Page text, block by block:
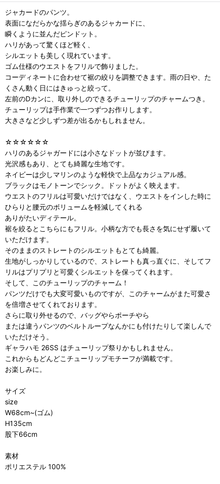
ジャカードのパンツ。
表面になだらかな揺らぎのあるジャカードに、
瞬くように並んだピンドット。
ハリがあって驚くほど軽く、
シルエットも美しく現れています。
ゴム仕様のウエストをフリルで飾りました。
コーディネートに合わせて裾の絞りを調整できます。雨の日や、た
くさん動く日にはきゅっと絞って。
左前のDカンに、取り外しのできるチューリップのチャームつき。
チューリップは手作業で一つずつお作りします。
大きさなど少しずつ差が出るかもしれません。
☆☆☆☆☆☆
ハリのあるジャガードには小さなドットが並びます。
光沢感もあり、とても綺麗な生地です。
ネイビーは少しマリンのような軽快で上品なカジュアル感。
ブラックはモノトーンでシック。ドットがよく映えます。
ウエストのフリルは可愛いだけではなく、ウエストをインした時に
ひらりと腰元のボリュームを軽減してくれる
ありがたいディテール。
裾を絞るとこちらにもフリル。小柄な方でも長さを気にせず履いて
いただけます。
そのままのストレートのシルエットもとても綺麗。
生地がしっかりしているので、ストレートも真っ直ぐに、そしてフ
リルはプリプリと可愛くシルエットを保ってくれます。
そして、このチューリップのチャーム！
パンツだけでも大変可愛いものですが、このチャームがまた可愛さ
を倍増させてくれております。
さらに取り外せるので、バッグやらポーチやら
または違うパンツのベルトループなんかにも付けたりして楽しんで
いただけそう。
ギャラハモ 26SS はチューリップ祭りかもしれません。
これからもどんどこチューリップモチーフが満載です。
お楽しみに。
サイズ
size
W68cm~(ゴム)
H135cm
股下66cm
素材
ポリエステル 100%